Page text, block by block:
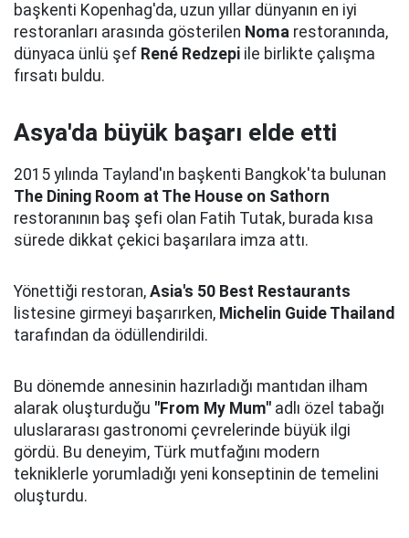
başkenti Kopenhag'da, uzun yıllar dünyanın en iyi
restoranları arasında gösterilen Noma restoranında,
dünyaca ünlü şef René Redzepi ile birlikte çalışma
fırsatı buldu.
Asya'da büyük başarı elde etti
2015 yılında Tayland'ın başkenti Bangkok'ta bulunan
The Dining Room at The House on Sathorn
restoranının baş şefi olan Fatih Tutak, burada kısa
sürede dikkat çekici başarılara imza attı.
Yönettiği restoran, Asia's 50 Best Restaurants
listesine girmeyi başarırken, Michelin Guide Thailand
tarafından da ödüllendirildi.
Bu dönemde annesinin hazırladığı mantıdan ilham
alarak oluşturduğu "From My Mum" adlı özel tabağı
uluslararası gastronomi çevrelerinde büyük ilgi
gördü. Bu deneyim, Türk mutfağını modern
tekniklerle yorumladığı yeni konseptinin de temelini
oluşturdu.